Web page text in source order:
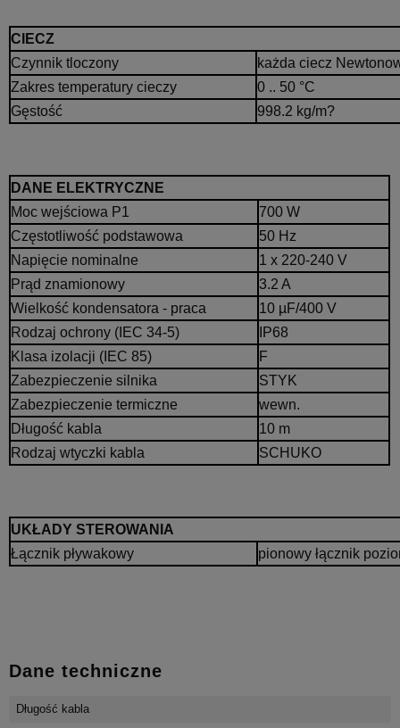
CIECZ
Czynnik tloczony
każda ciecz
Zakres temperatury cieczy
0 .. 50 °C
Gęstość
998.2 kg/m?
DANE ELEKTRYCZNE
Moc wejściowa P1
700 W
Częstotliwość podstawowa
50 Hz
Napięcie nominalne
1 x 220-240 V
Prąd znamionowy
3.2 A
Wielkość kondensatora - praca
10 µF/400 V
Rodzaj ochrony (IEC 34-5)
IP68
Klasa izolacji (IEC 85)
F
Zabezpieczenie silnika
STYK
Zabezpieczenie termiczne
wewn.
Długość kabla
10 m
Rodzaj wtyczki kabla
SCHUKO
UKŁADY STEROWANIA
Łącznik pływakowy
pionowy łącznik
Dane techniczne
Długość kabla